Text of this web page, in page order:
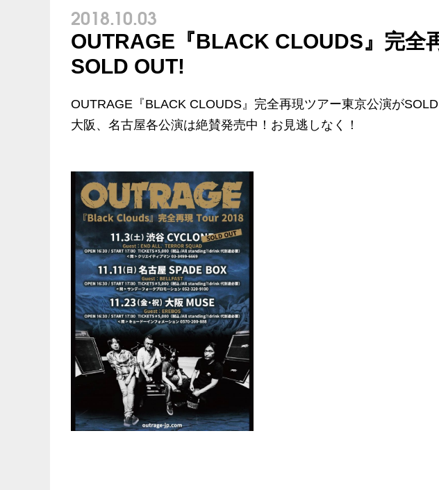
2018.10.03
OUTRAGE『BLACK CLOUDS』完全
SOLD OUT!
OUTRAGE『BLACK CLOUDS』完全再現ツアー東京公演が
大阪、名古屋各公演は絶賛発売中！お見逃しなく！